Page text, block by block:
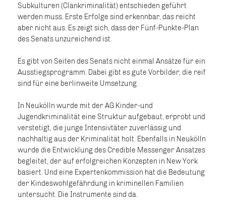
Subkulturen (Clankriminalität) entschieden geführt
werden muss. Erste Erfolge sind erkennbar, das reicht
aber nicht aus. Es zeigt sich, dass der Fünf-Punkte-Plan
des Senats unzureichend ist.
Es gibt von Seiten des Senats nicht einmal Ansätze für ein
Ausstiegsprogramm. Dabei gibt es gute Vorbilder, die reif
sind für eine berlinweite Umsetzung.
In Neukölln wurde mit der AG Kinder-und
Jugendkriminalität eine Struktur aufgebaut, erprobt und
verstetigt, die junge Intensivtäter zuverlässig und
nachhaltig aus der Kriminalität holt. Ebenfalls in Neukölln
wurde die Entwicklung des Credible Messenger Ansatzes
begleitet, der auf erfolgreichen Konzepten in New York
basiert. Und eine Expertenkommission hat die Bedeutung
der Kindeswohlgefährdung in kriminellen Familien
untersucht. Die Instrumente sind da.